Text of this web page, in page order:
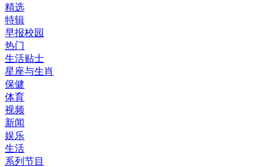
精选
特辑
早报校园
热门
生活贴士
星座与生肖
保健
体育
视频
新闻
娱乐
生活
系列节目